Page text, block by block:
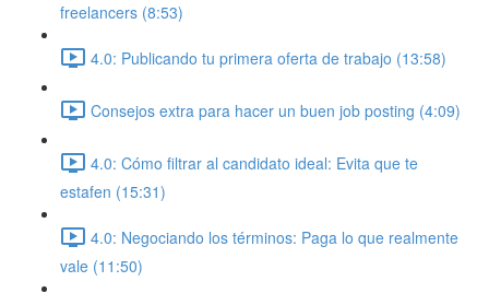
freelancers (8:53)
4.0: Publicando tu primera oferta de trabajo (13:58)
Consejos extra para hacer un buen job posting (4:09)
4.0: Cómo filtrar al candidato ideal: Evita que te
estafen (15:31)
4.0: Negociando los términos: Paga lo que realmente
vale (11:50)